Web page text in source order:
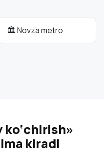
🏛 Novza metro
ko‘chirish»
kiradi